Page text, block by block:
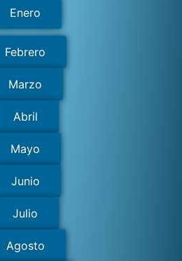
Enero
Febrero
Marzo
Abril
Mayo
Junio
Julio
Agosto